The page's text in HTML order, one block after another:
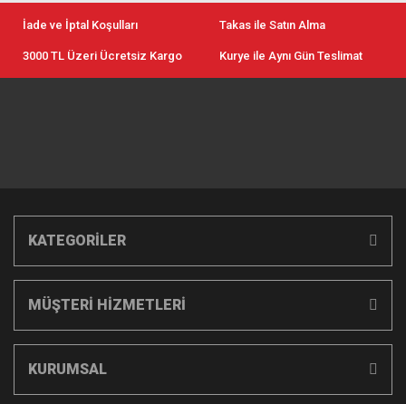
İade ve İptal Koşulları Takas ile Satın Alma
3000 TL Üzeri Ücretsiz Kargo Kurye ile Aynı Gün Teslimat
KATEGORİLER
MÜŞTERİ HİZMETLERİ
KURUMSAL